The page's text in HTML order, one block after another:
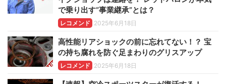
で乗り出す“事業継承”とは？
レコメンド 2025年6月18日
高性能リアショックの前に忘れてない！？ 宝
の持ち腐れを防ぐ足まわりのグリスアップ
レコメンド 2025年6月18日